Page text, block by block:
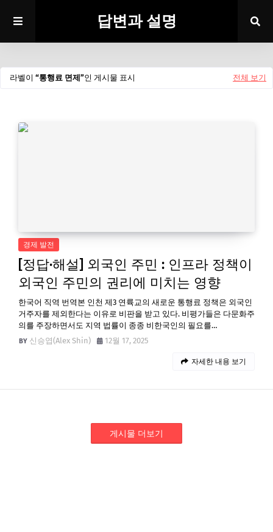
답변과 설명
라벨이 통행료 면제 인 게시물 표시 전체 보기
경제 발전
[정답·해설] 외국인 주민 : 인프라 정책이
외국인 주민의 권리에 미치는 영향
한국어 직역 번역본 인천 제3 연륙교의 새로운 통행료 정책은 외국인
거주자를 제외한다는 이유로 비판을 받고 있다. 비평가들은 다문화주
의를 주장하면서도 지역 법률이 종종 비한국인의 필요를…
신승엽(Alex Shin)
12월 17, 2025
자세한 내용 보기
게시물 더보기